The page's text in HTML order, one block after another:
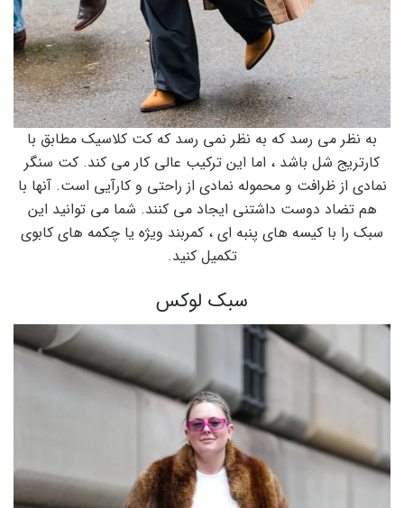
به نظر می رسد که به نظر نمی رسد که کت کلاسیک مطابق با
کارتریج شل باشد ، اما این ترکیب عالی کار می کند. کت سنگر
نمادی از ظرافت و محموله نمادی از راحتی و کارآیی است. آنها با
هم تضاد دوست داشتنی ایجاد می کنند. شما می توانید این
سبک را با کیسه های پنبه ای ، کمربند ویژه یا چکمه های کابوی
تکمیل کنید.
سبک لوکس